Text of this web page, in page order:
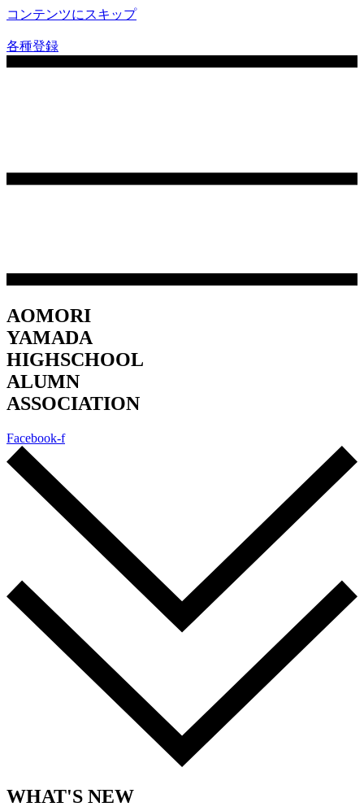
コンテンツにスキップ
各種登録
AOMORI
YAMADA
HIGHSCHOOL
ALUMN
ASSOCIATION
Facebook-f
WHAT'S NEW